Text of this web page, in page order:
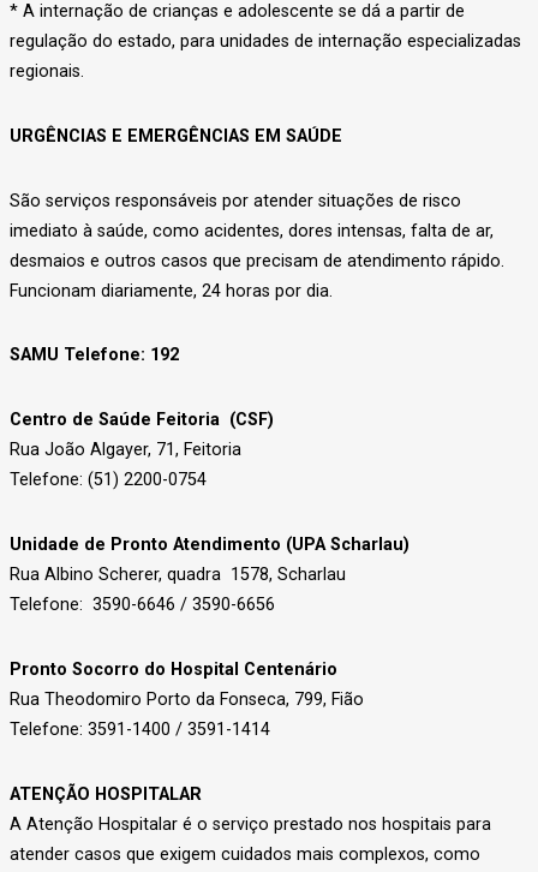
* A internação de crianças e adolescente se dá a partir de
regulação do estado, para unidades de internação especializadas
regionais.
URGÊNCIAS E EMERGÊNCIAS EM SAÚDE
São serviços responsáveis por atender situações de risco
imediato à saúde, como acidentes, dores intensas, falta de ar,
desmaios e outros casos que precisam de atendimento rápido.
Funcionam diariamente, 24 horas por dia.
SAMU Telefone: 192
Centro de Saúde Feitoria (CSF)
Rua João Algayer, 71, Feitoria
Telefone: (51) 2200-0754
Unidade de Pronto Atendimento (UPA Scharlau)
Rua Albino Scherer, quadra 1578, Scharlau
Telefone: 3590-6646 / 3590-6656
Pronto Socorro do Hospital Centenário
Rua Theodomiro Porto da Fonseca, 799, Fião
Telefone: 3591-1400 / 3591-1414
ATENÇÃO HOSPITALAR
A Atenção Hospitalar é o serviço prestado nos hospitais para
atender casos que exigem cuidados mais complexos, como